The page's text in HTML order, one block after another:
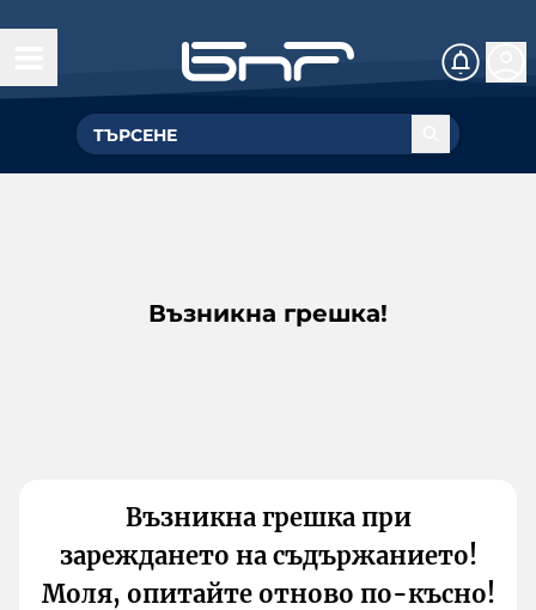
Възникна грешка!
Възникна грешка при
зареждането на съдържанието!
Моля, опитайте отново по-късно!